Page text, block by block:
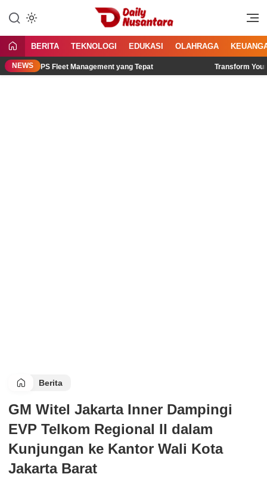
konten
Daily Nusantara
Menyajikan Fakta, Menginspirasi
BERITA TEKNOLOGI EDUKASI OLAHRAGA
NEWS
GPS Fleet Management yang Tepat Transform Your
Berita
GM Witel Jakarta Inner Dampingi
EVP Telkom Regional II dalam
Kunjungan ke Kantor Wali Kota
Jakarta Barat